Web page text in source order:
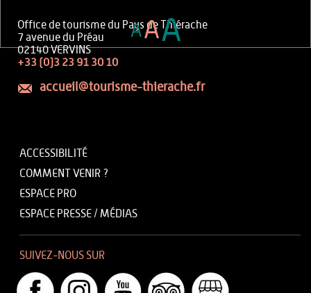
Office de tourisme du Pays de Thiérache
7 avenue du Préau
02140 VERVINS
+33 (0)3 23 91 30 10
accueil@tourisme-thierache.fr
ACCESSIBILITÉ
COMMENT VENIR ?
ESPACE PRO
ESPACE PRESSE / MÉDIAS
SUIVEZ-NOUS SUR
AAA